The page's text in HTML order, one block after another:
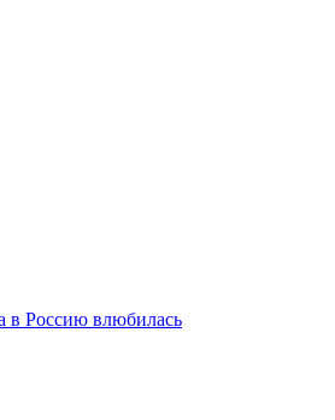
в Россию влюбилась